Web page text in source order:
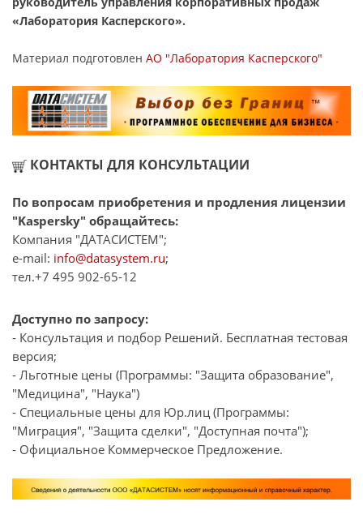
«Лаборатория Касперского».
Материал подготовлен АО "Лаборатория Касперского"
КОНТАКТЫ ДЛЯ КОНСУЛЬТАЦИИ
По вопросам приобретения и продления лицензии
"Kaspersky" обращайтесь:
Компания "ДАТАСИСТЕМ";
e-mail: info@datasystem.ru;
тел.+7 495 902-65-12
Доступно по запросу:
- Консультация и подбор Решений. Бесплатная тестовая
версия;
- Льготные цены (Программы: "Защита образование",
"Медицина", "Наука")
- Специальные цены для Юр.лиц (Программы:
"Миграция", "Защита сделки", "Доступная почта");
- Официальное Коммерческое Предложение.